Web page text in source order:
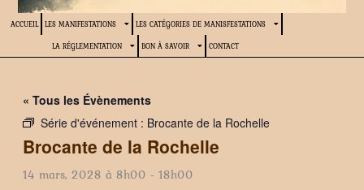
ACCUEIL LES MANIFESTATIONS LES CATÉGORIES DE MANISFESTATIONS
LA RÉGLEMENTATION BON À SAVOIR CONTACT
« Tous les Évènements
Série d'événement : Brocante de la Rochelle
Brocante de la Rochelle
14 mars, 2028 à 8h00 - 18h00